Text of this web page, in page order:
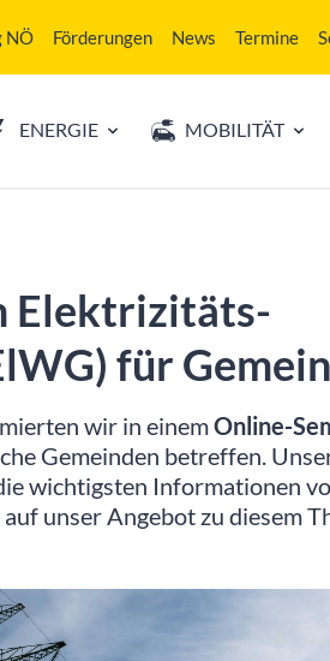
NÖ Förderungen News Termine
ENERGIE MOBILITÄT
Elektrizitäts­
für
wir in einemOnline-
Gemeinden betreffen.
wichtigsten Informationen
unser Angebot zu diesem